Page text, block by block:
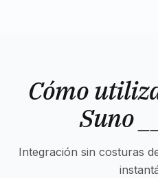
Cómo
Suno
Integración sin costuras